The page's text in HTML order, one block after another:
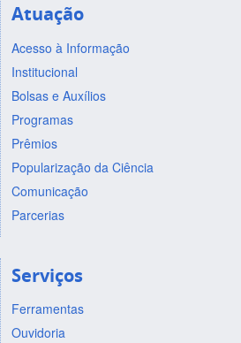
Atuação
Acesso à Informação
Institucional
Bolsas e Auxílios
Programas
Prêmios
Popularização da Ciência
Comunicação
Parcerias
Serviços
Ferramentas
Ouvidoria